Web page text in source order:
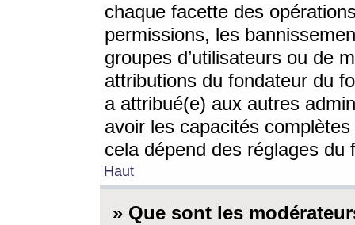
chaque facette des
permissions, les
groupes d’utilisateurs ou de
attributions du fondateur du
a attribué(e) aux autres
avoir les capacités
cela dépend des réglages du
Haut
» Que sont les